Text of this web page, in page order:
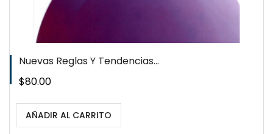
Nuevas Reglas Y Tendencias...
Precio
$80.00
AÑADIR AL CARRITO